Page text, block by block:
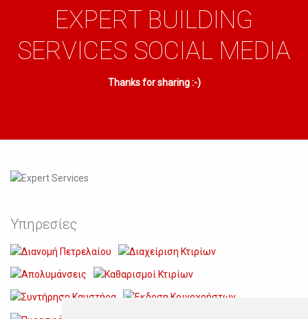
EXPERT BUILDING
SERVICES SOCIAL MEDIA
Thanks for sharing :-)
Υπηρεσίες